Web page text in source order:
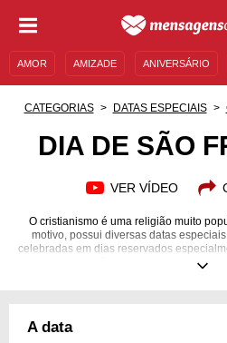
AMOR AMIZADE ANIVERSÁRIO
AUTOAJUDA
CATEGORIAS DATAS ESPECIAIS
DIA DE SÃO
VER VÍDEO
O cristianismo é uma religião muito
motivo, possui diversas datas
celebradas em dias reservados
comemorações, é normal se
possa comemorar essa data ao
A data